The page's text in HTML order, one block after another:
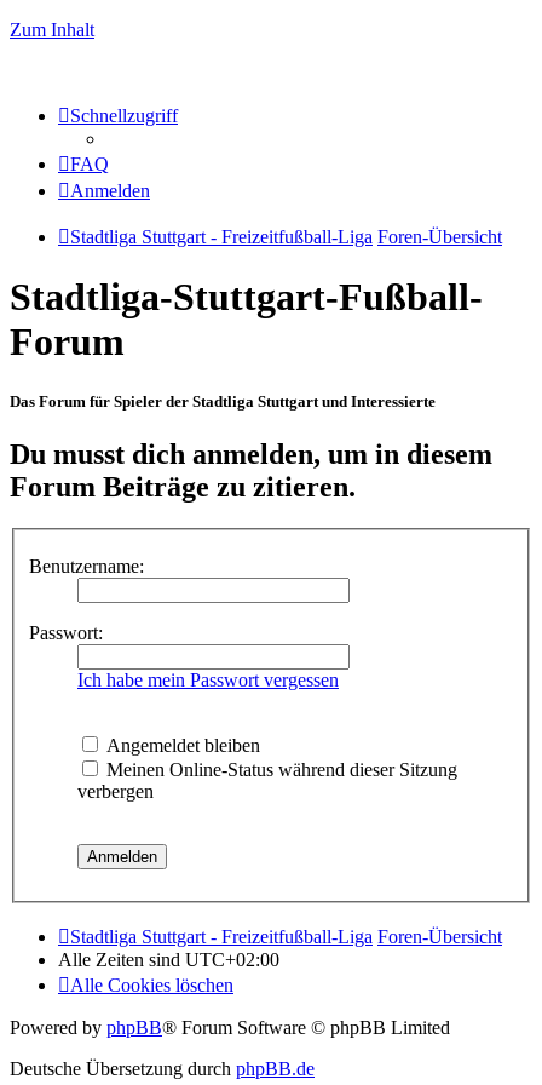
Zum Inhalt
Schnellzugriff
FAQ
Anmelden
Stadtliga Stuttgart - Freizeitfußball-Liga Foren-Übersicht
Stadtliga-Stuttgart-Fußball-
Forum
Das Forum für Spieler der Stadtliga Stuttgart und Interessierte
Du musst dich anmelden, um in diesem
Forum Beiträge zu zitieren.
Benutzername:
Passwort:
Ich habe mein Passwort vergessen
Angemeldet bleiben
Meinen Online-Status während dieser Sitzung
verbergen
Stadtliga Stuttgart - Freizeitfußball-Liga Foren-Übersicht
Alle Zeiten sind UTC+02:00
Alle Cookies löschen
Powered by phpBB® Forum Software © phpBB Limited
Deutsche Übersetzung durch phpBB.de